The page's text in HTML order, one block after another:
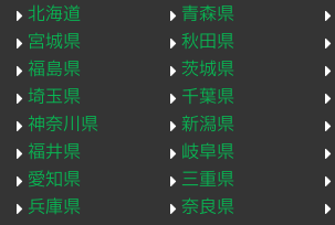
北海道 青森県
宮城県
秋田県
福島県
茨城県
埼玉県
千葉県
神奈川県
新潟県
福井県
岐阜県
愛知県
三重県
兵庫県
奈良県